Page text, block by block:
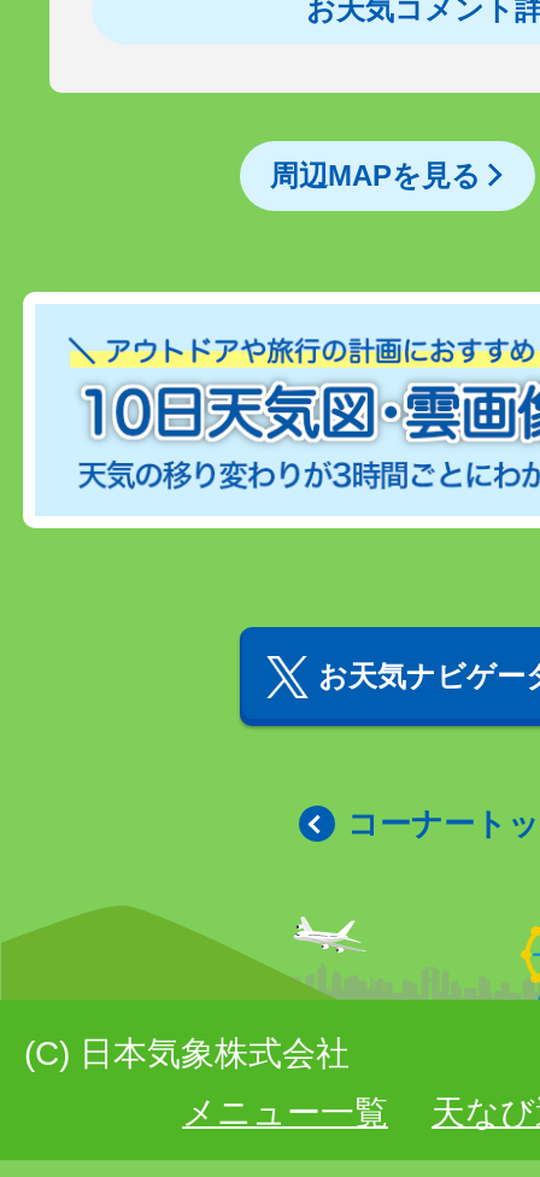
お天気コメント
周辺MAPを見る
お天気ナビゲー
コーナート
(C) 日本気象株式会社
メニュー一覧
天な